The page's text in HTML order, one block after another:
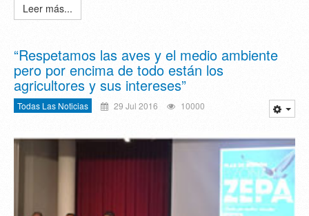
Leer más...
“Respetamos las aves y el medio ambiente
pero por encima de todo están los
agricultores y sus intereses”
Todas Las Noticias 29 Jul 2016 10000